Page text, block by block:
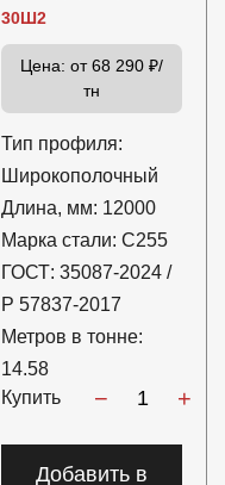
30Ш2
Цена: от 68 290 ₽/
тн
Тип профиля:
Широкополочный
Длина, мм: 12000
Марка стали: С255
ГОСТ: 35087-2024 /
Р 57837-2017
Метров в тонне:
14.58
Купить
− +
Добавить в